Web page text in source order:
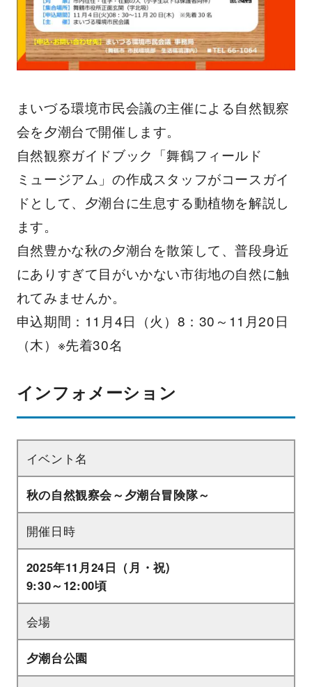
まいづる環境市民会議の主催による自然観察
会を夕潮台で開催します。
自然観察ガイドブック「舞鶴フィールド
ミュージアム」の作成スタッフがコースガイ
ドとして、夕潮台に生息する動植物を解説し
ます。
自然豊かな秋の夕潮台を散策して、普段身近
にありすぎて目がいかない市街地の自然に触
れてみませんか。
申込期間：11月4日（火）8：30～11月20日
（木）※先着30名
インフォメーション
イベント名
秋の自然観察会～夕潮台冒険隊～
開催日時
2025年11月24日（月・祝)
9:30～12:00頃
会場
夕潮台公園